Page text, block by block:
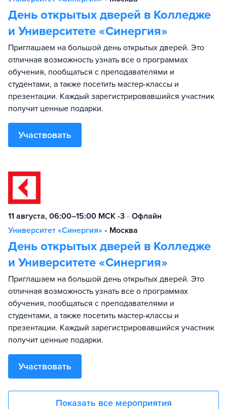
День открытых дверей в Колледже
и Университете «Синергия»
Приглашаем на большой день открытых дверей. Это
отличная возможность узнать все о программах
обучения, пообщаться с преподавателями и
студентами, а также посетить мастер-классы и
презентации. Каждый зарегистрировавшийся участник
получит ценные подарки.
Участвовать
11 августа, 06:00–15:00 МСК -3 • Офлайн
Университет «Синергия» • Москва
День открытых дверей в Колледже
и Университете «Синергия»
Приглашаем на большой день открытых дверей. Это
отличная возможность узнать все о программах
обучения, пообщаться с преподавателями и
студентами, а также посетить мастер-классы и
презентации. Каждый зарегистрировавшийся участник
получит ценные подарки.
Участвовать
Показать все мероприятия